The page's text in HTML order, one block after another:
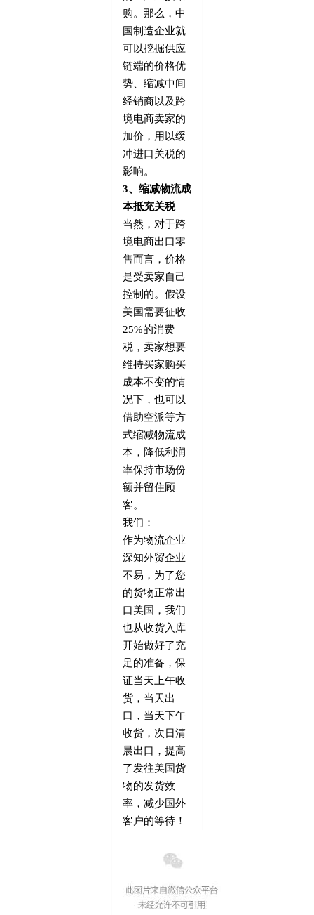
购。那么，中
国制造企业就
可以挖掘供应
链端的价格优
势、缩减中间
经销商以及跨
境电商卖家的
加价，用以缓
冲进口关税的
影响。
3、缩减物流成
本抵充关税
当然，对于跨
境电商出口零
售而言，价格
是受卖家自己
控制的。假设
美国需要征收
25%的消费
税，卖家想要
维持买家购买
成本不变的情
况下，也可以
借助空派等方
式缩减物流成
本，降低利润
率保持市场份
额并留住顾
客。
我们：
作为物流企业
深知外贸企业
不易，为了您
的货物正常出
口美国，我们
也从收货入库
开始做好了充
足的准备，保
证当天上午收
货，当天出
口，当天下午
收货，次日清
晨出口，提高
了发往美国货
物的发货效
率，减少国外
客户的等待！